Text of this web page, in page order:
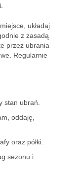
układaj
z zasadą
przez ubrania
Regularnie
stan ubrań.
oddaję,
oraz półki.
sezonu i